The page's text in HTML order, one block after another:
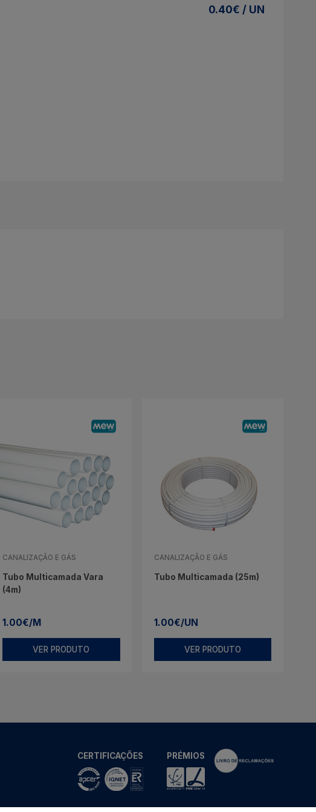
0.40€ / UN
CANALIZAÇÃO E GÁS
Tubo Multicamada Vara
(4m)
1.00€/M
VER PRODUTO
CANALIZAÇÃO E GÁS
Tubo Multicamada (25m)
1.00€/UN
VER PRODUTO
CERTIFICAÇÕES PRÉMIOS